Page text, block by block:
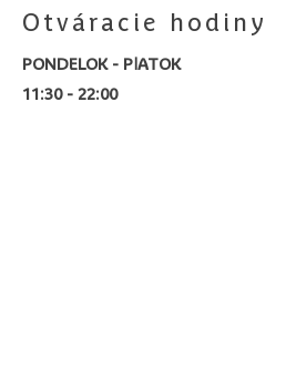
Otváracie hodiny
PONDELOK - PIATOK
11:30 - 22:00